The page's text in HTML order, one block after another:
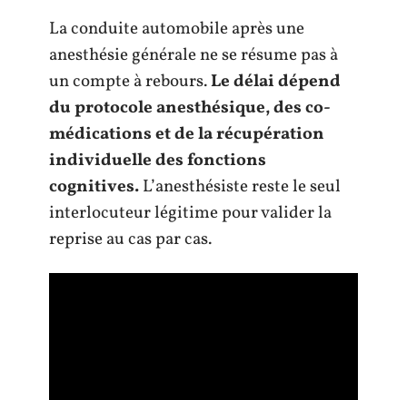
La conduite automobile après une
anesthésie générale ne se résume pas à
un compte à rebours.Le délai dépend
du protocole anesthésique, des co-
médications et de la récupération
individuelle des fonctions
cognitives.L’anesthésiste reste le seul
interlocuteur légitime pour valider la
reprise au cas par cas.